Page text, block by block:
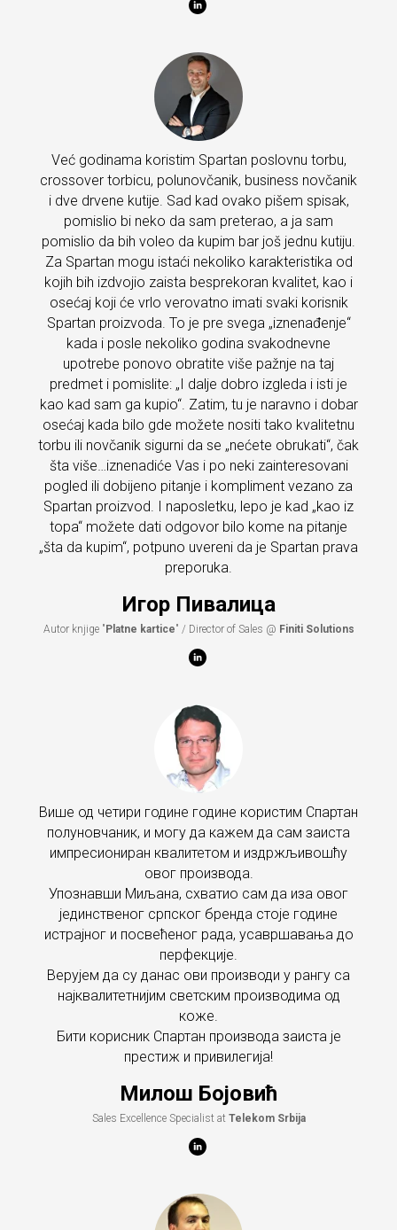
Već godinama koristim Spartan poslovnu torbu,
crossover torbicu, polunovčanik, business novčanik
i dve drvene kutije. Sad kad ovako pišem spisak,
pomislio bi neko da sam preterao, a ja sam
pomislio da bih voleo da kupim bar još jednu kutiju.
Za Spartan mogu istaći nekoliko karakteristika od
kojih bih izdvojio zaista besprekoran kvalitet, kao i
osećaj koji će vrlo verovatno imati svaki korisnik
Spartan proizvoda. To je pre svega „iznenađenje“
kada i posle nekoliko godina svakodnevne
upotrebe ponovo obratite više pažnje na taj
predmet i pomislite: „I dalje dobro izgleda i isti je
kao kad sam ga kupio“. Zatim, tu je naravno i dobar
osećaj kada bilo gde možete nositi tako kvalitetnu
torbu ili novčanik sigurni da se „nećete obrukati“, čak
šta više…iznenadiće Vas i po neki zainteresovani
pogled ili dobijeno pitanje i kompliment vezano za
Spartan proizvod. I naposletku, lepo je kad „kao iz
topa“ možete dati odgovor bilo kome na pitanje
„šta da kupim“, potpuno uvereni da je Spartan prava
preporuka.
Игор Пивалица
Autor knjige "Platne kartice" / Director of Sales @ Finiti Solutions
Више од четири године године користим Спартан
полуновчаник, и могу да кажем да сам заиста
импресиониран квалитетом и издржљивошћу
овог производа.
Упознавши Миљана, схватио сам да иза овог
јединственог српског бренда стоје године
истрајног и посвећеног рада, усавршавања до
перфекције.
Верујем да су данас ови производи у рангу са
најквалитетнијим светским производима од
коже.
Бити корисник Спартан производа заиста је
престиж и привилегија!
Милош Бојовић
Sales Excellence Specialist at Telekom Srbija